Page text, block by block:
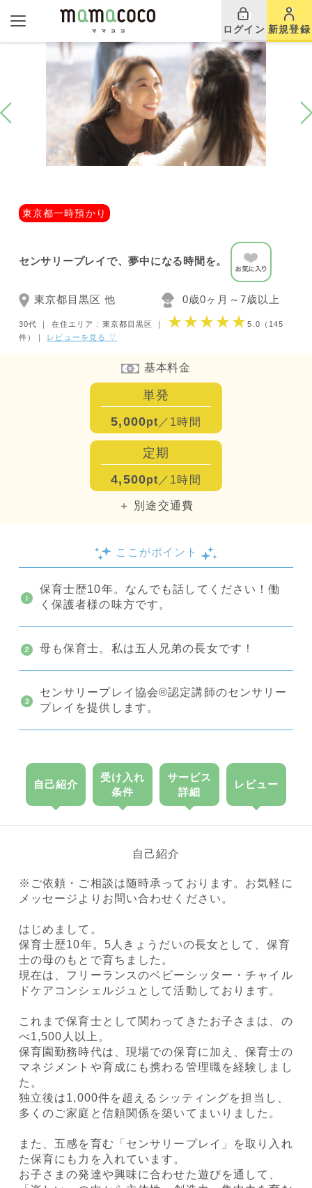
ログイン 新規登録
東京都一時預かり
センサリープレイで、夢中になる時間を。
東京都目黒区 他 0歳0ヶ月～7歳以上
30代 ｜ 在住エリア : 東京都目黒区 ★★★★★5.0 （145
件）
レビューを見る ▽
基本料金
単発
5,000pt ／1時間
定期
4,500pt ／1時間
＋ 別途交通費
ここがポイント
保育士歴10年。なんでも話してください！働
く保護者様の味方です。
母も保育士。私は五人兄弟の長女です！
センサリープレイ協会®︎認定講師のセンサリー
プレイを提供します。
自己紹介
受け入れ
条件
サービス
詳細
レビュー
自己紹介
※ご依頼・ご相談は随時承っております。お気軽に
メッセージよりお問い合わせください。
はじめまして。
保育士歴10年。5人きょうだいの長女として、保育
士の母のもとで育ちました。
現在は、フリーランスのベビーシッター・チャイル
ドケアコンシェルジュとして活動しております。
これまで保育士として関わってきたお子さまは、の
べ1,500人以上。
保育園勤務時代は、現場での保育に加え、保育士の
マネジメントや育成にも携わる管理職を経験しまし
た。
独立後は1,000件を超えるシッティングを担当し、
多くのご家庭と信頼関係を築いてまいりました。
また、五感を育む「センサリープレイ」を取り入れ
た保育にも力を入れています。
お子さまの発達や興味に合わせた遊びを通して、